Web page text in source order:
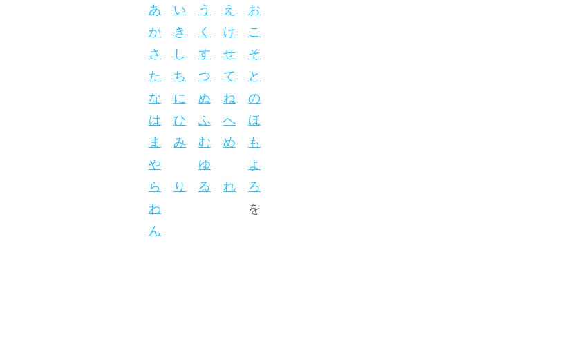
あ い う え お
か き く け こ
さ し す せ そ
た ち つ て と
な に ぬ ね の
は ひ ふ へ ほ
ま み む め も
や
ゆ
よ
ら り る れ ろ
わ を
ん